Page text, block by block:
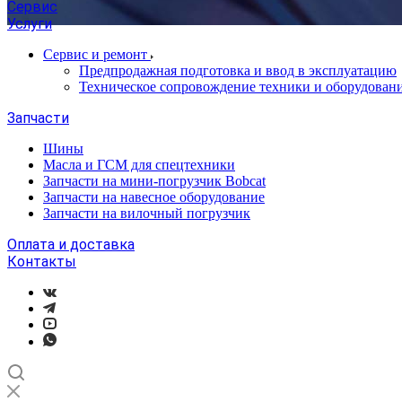
Сервис
Услуги
Сервис и ремонт
Предпродажная подготовка и ввод в эксплуатацию
Техническое сопровождение техники и
Запчасти
Шины
Масла и ГСМ для спецтехники
Запчасти на мини-погрузчик Bobcat
Запчасти на навесное оборудование
Запчасти на вилочный погрузчик
Оплата и доставка
Контакты